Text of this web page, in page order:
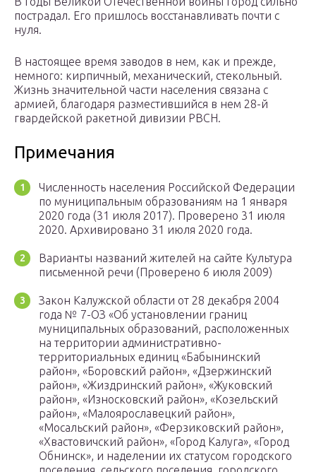
пострадал. Его пришлось восстанавливать почти с
нуля.
В настоящее время заводов в нем, как и прежде,
немного: кирпичный, механический, стекольный.
Жизнь значительной части населения связана с
армией, благодаря разместившийся в нем 28-й
гвардейской ракетной дивизии РВСН.
Примечания
Численность населения Российской Федерации
по муниципальным образованиям на 1 января
2020 года (31 июля 2017). Проверено 31 июля
2020. Архивировано 31 июля 2020 года.
Варианты названий жителей на сайте Культура
письменной речи (Проверено 6 июля 2009)
Закон Калужской области от 28 декабря 2004
года № 7-ОЗ «Об установлении границ
муниципальных образований, расположенных
на территории административно-
территориальных единиц «Бабынинский
район», «Боровский район», «Дзержинский
район», «Жиздринский район», «Жуковский
район», «Износковский район», «Козельский
район», «Малоярославецкий район»,
«Мосальский район», «Ферзиковский район»,
«Хвастовичский район», «Город Калуга», «Город
Обнинск», и наделении их статусом городского